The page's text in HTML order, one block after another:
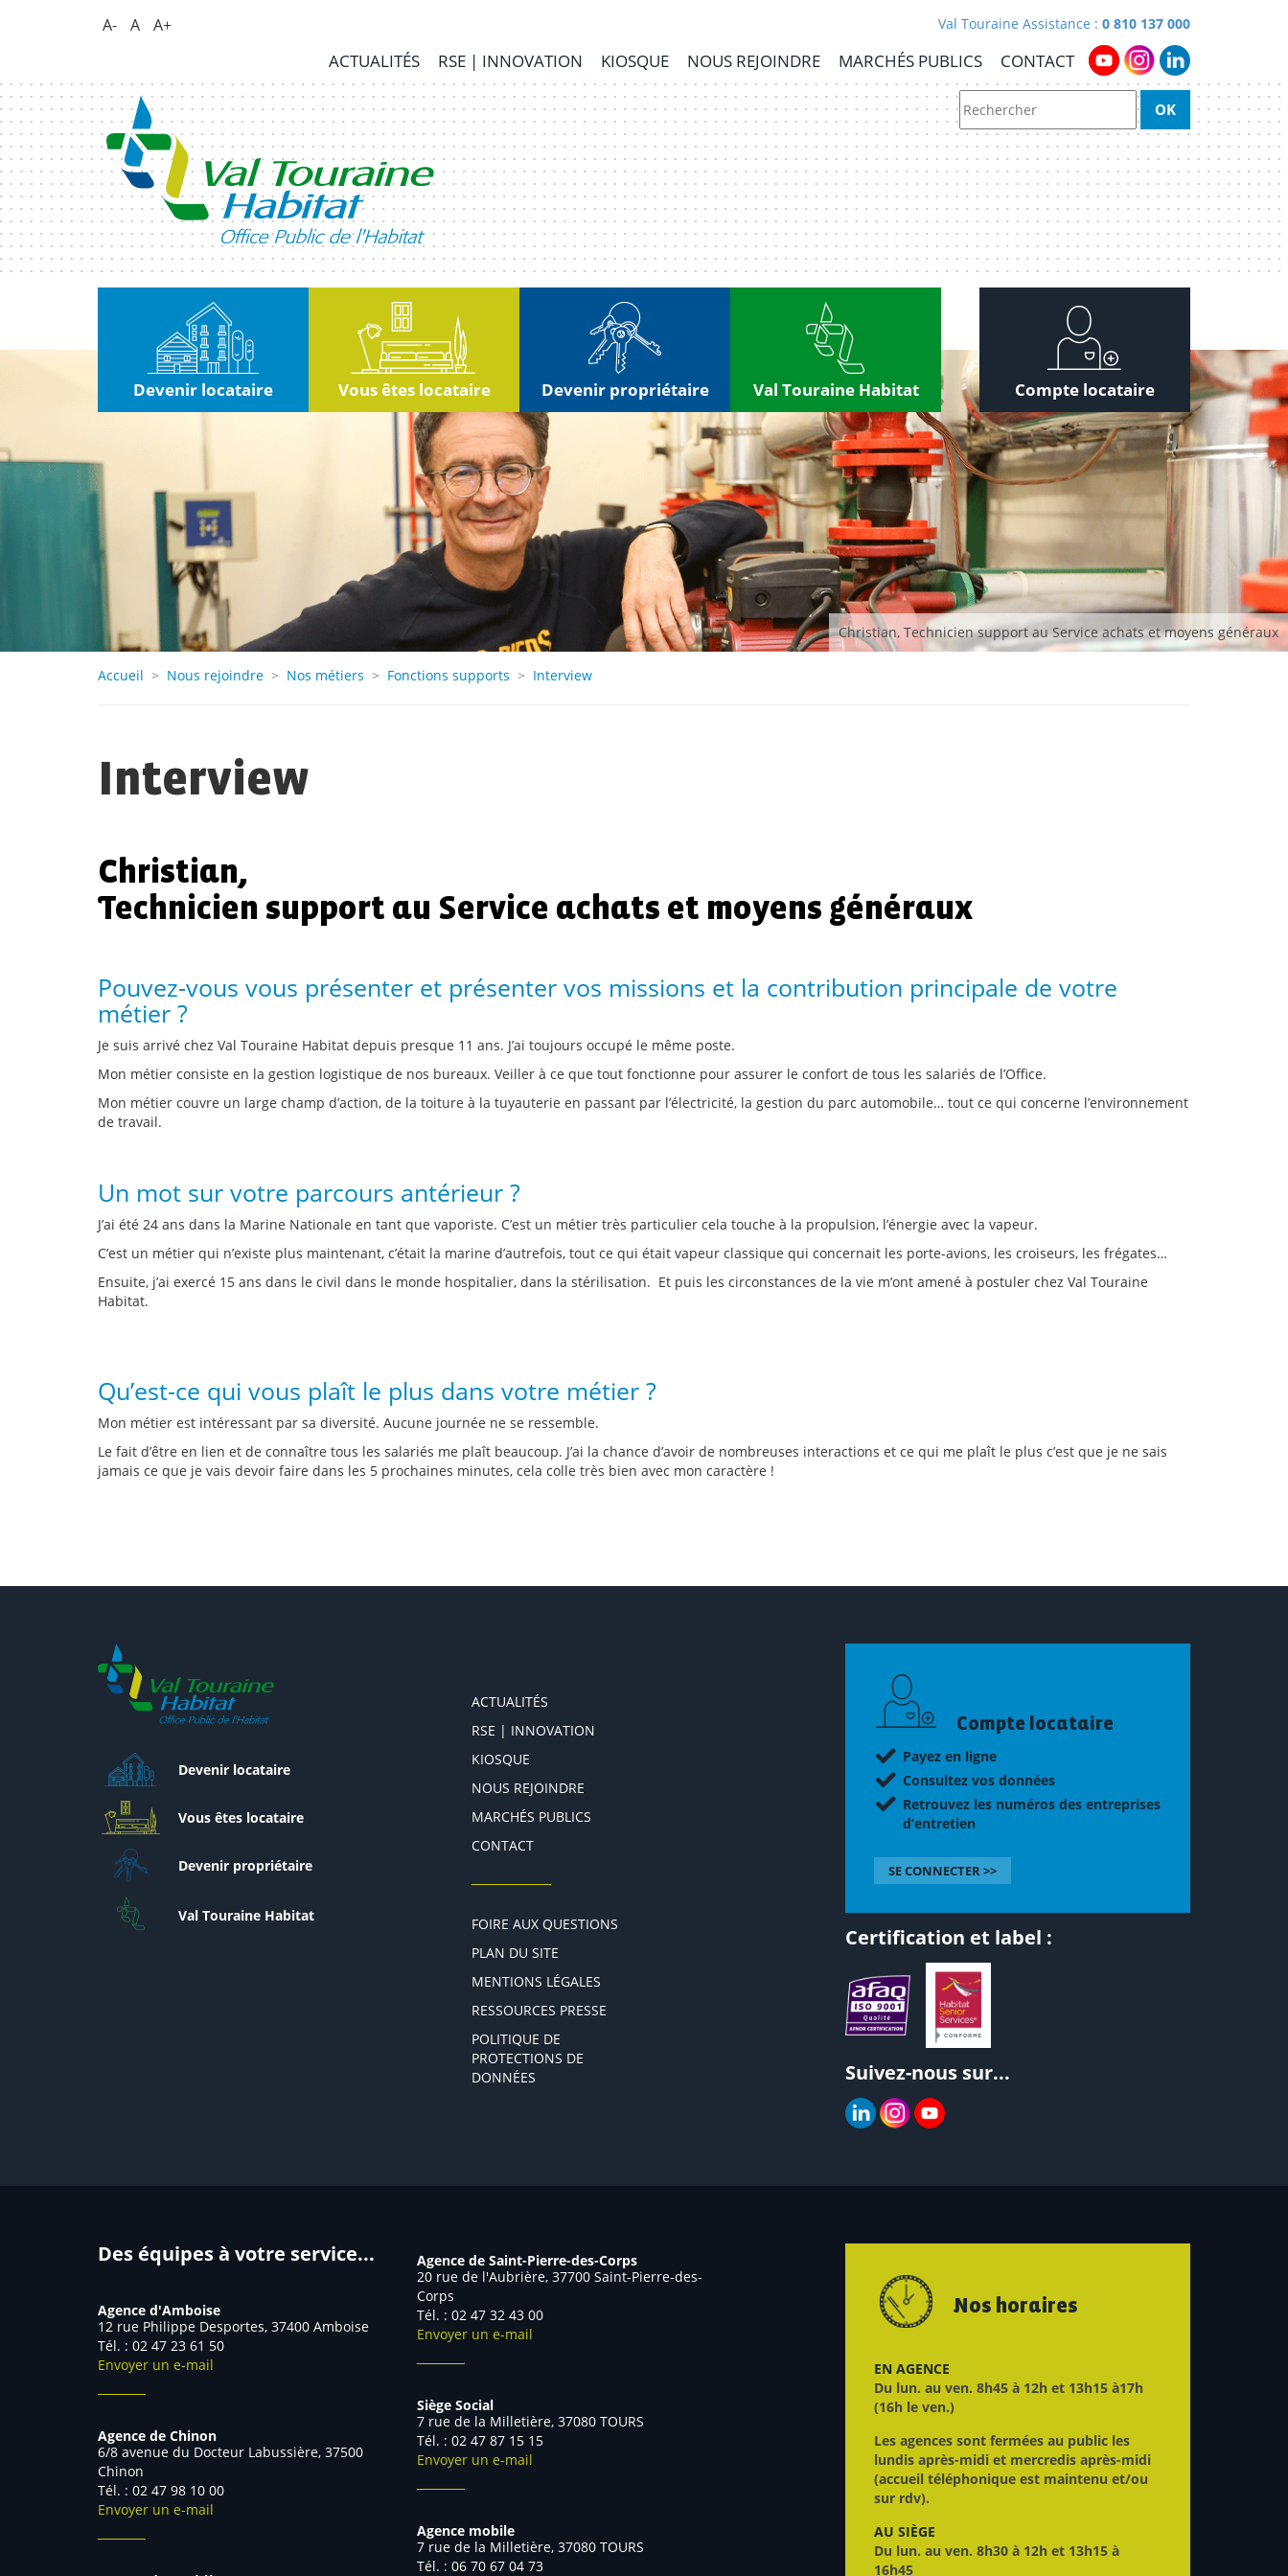
RSE
Innovation
Kiosque
Nous
rejoindre
publics
A- A A+ Val Touraine Assistance : 0 810 137 000
ACTUALITÉS RSE | INNOVATION KIOSQUE NOUS REJOINDRE MARCHÉS PUBLICS CONTACT
Devenir locataire Vous êtes locataire Devenir propriétaire Val Touraine Habitat Compte locataire
Christian, Technicien support au Service achats et moyens généraux
Accueil > Nous rejoindre > Nos métiers > Fonctions supports > Interview
Interview
Christian,
Technicien support au Service achats et moyens généraux
Pouvez-vous vous présenter et présenter vos missions et la contribution principale de votre
métier ?
Je suis arrivé chez Val Touraine Habitat depuis presque 11 ans. J’ai toujours occupé le même poste.
Mon métier consiste en la gestion logistique de nos bureaux. Veiller à ce que tout fonctionne pour assurer le confort de tous les salariés de l’Office.
Mon métier couvre un large champ d’action, de la toiture à la tuyauterie en passant par l’électricité, la gestion du parc automobile… tout ce qui concerne l’environnement
de travail.
Un mot sur votre parcours antérieur ?
J’ai été 24 ans dans la Marine Nationale en tant que vaporiste. C’est un métier très particulier cela touche à la propulsion, l’énergie avec la vapeur.
C’est un métier qui n’existe plus maintenant, c’était la marine d’autrefois, tout ce qui était vapeur classique qui concernait les porte-avions, les croiseurs, les frégates…
Ensuite, j’ai exercé 15 ans dans le civil dans le monde hospitalier, dans la stérilisation. Et puis les circonstances de la vie m’ont amené à postuler chez Val Touraine
Habitat.
Qu’est-ce qui vous plaît le plus dans votre métier ?
Mon métier est intéressant par sa diversité. Aucune journée ne se ressemble.
Le fait d’être en lien et de connaître tous les salariés me plaît beaucoup. J’ai la chance d’avoir de nombreuses interactions et ce qui me plaît le plus c’est que je ne sais
jamais ce que je vais devoir faire dans les 5 prochaines minutes, cela colle très bien avec mon caractère !
Devenir locataire
Vous êtes locataire
Devenir propriétaire
Val Touraine Habitat
ACTUALITÉS
RSE | INNOVATION
KIOSQUE
NOUS REJOINDRE
MARCHÉS PUBLICS
CONTACT
FOIRE AUX QUESTIONS
PLAN DU SITE
MENTIONS LÉGALES
RESSOURCES PRESSE
POLITIQUE DE
PROTECTIONS DE
DONNÉES
Compte locataire
Payez en ligne
Consultez vos données
Retrouvez les numéros des entreprises
d’entretien
SE CONNECTER >>
Certification et label :
Suivez-nous sur...
Des équipes à votre service...
Agence d'Amboise
12 rue Philippe Desportes, 37400 Amboise
Tél. : 02 47 23 61 50
Envoyer un e-mail
Agence de Chinon
6/8 avenue du Docteur Labussière, 37500
Chinon
Tél. : 02 47 98 10 00
Envoyer un e-mail
Agence de Saint-Pierre-des-Corps
20 rue de l'Aubrière, 37700 Saint-Pierre-des-
Corps
Tél. : 02 47 32 43 00
Envoyer un e-mail
Siège Social
7 rue de la Milletière, 37080 TOURS
Tél. : 02 47 87 15 15
Envoyer un e-mail
Agence mobile
7 rue de la Milletière, 37080 TOURS
Tél. : 06 70 67 04 73
Nos horaires
EN AGENCE
Du lun. au ven. 8h45 à 12h et 13h15 à17h
(16h le ven.)
Les agences sont fermées au public les
lundis après-midi et mercredis après-midi
(accueil téléphonique est maintenu et/ou
sur rdv).
AU SIÈGE
Du lun. au ven. 8h30 à 12h et 13h15 à
16h45